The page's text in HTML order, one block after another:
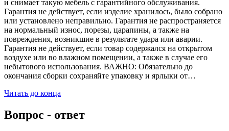
и снимает такую мебель с гарантийного обслуживания.
Гарантия не действует, если изделие хранилось, было собрано
или установлено неправильно. Гарантия не распространяется
на нормальный износ, порезы, царапины, а также на
повреждения, возникшие в результате удара или аварии.
Гарантия не действует, если товар содержался на открытом
воздухе или во влажном помещении, а также в случае его
небытового использования. ВАЖНО: Обязательно до
окончания сборки сохраняйте упаковку и ярлыки от…
Читать до конца
Вопрос - ответ